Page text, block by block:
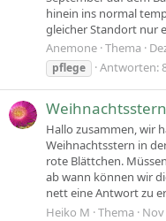
hinein ins normal
gleicher Standort nur
Anemone Thema
pflege
Antworten:
Weihnachtsstern
Hallo zusammen, wir
Weihnachtsstern in
rote Blättchen.
ab wann können wir
nett eine Antwort zu
Heiko M Thema Nov